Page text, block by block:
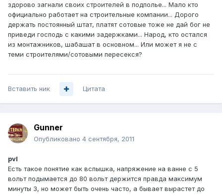
здорово загнали своих строителей в подполье... Мало кто
официально работает на строительные компании... Дорого
держать постоянный штат, платят сотовые тоже не дай бог не
приведи господь с какими задержками... Народ, кто остался
из монтажников, шабашат в основном... Или может я не с
теми строителями/сотовыми пересекся?
Вставить ник Цитата
Gunner
Опубликовано 4 сентября, 2011
pvl
Есть такое понятие как вспышка, напряжение на ванне с 5
вольт подымается до 80 вольт держится правда максимум
минуты 3, но может быть очень часто, а бывает вырастет до